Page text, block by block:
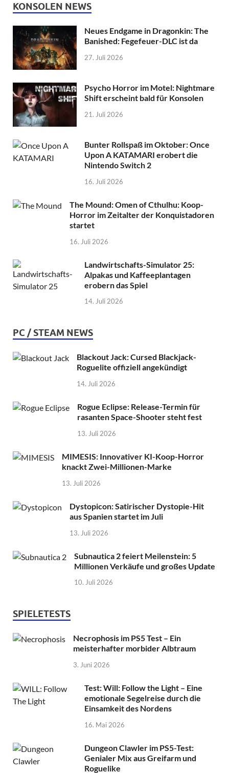
KONSOLEN NEWS
Neues Endgame in Dragonkin: The
Banished: Fegefeuer-DLC ist da
27. Juli 2026
Psycho Horror im Motel: Nightmare
Shift erscheint bald für Konsolen
21. Juli 2026
Bunter Rollspaß im Oktober: Once
Upon A KATAMARI erobert die
Nintendo Switch 2
16. Juli 2026
The Mound: Omen of Cthulhu: Koop-
Horror im Zeitalter der Konquistadoren
startet
16. Juli 2026
Landwirtschafts-Simulator 25:
Alpakas und Kaffeeplantagen
erobern das Spiel
14. Juli 2026
PC / STEAM NEWS
Blackout Jack: Cursed Blackjack-
Roguelite offiziell angekündigt
14. Juli 2026
Rogue Eclipse: Release-Termin für
rasanten Space-Shooter steht fest
13. Juli 2026
MIMESIS: Innovativer KI-Koop-Horror
knackt Zwei-Millionen-Marke
13. Juli 2026
Dystopicon: Satirischer Dystopie-Hit
aus Spanien startet im Juli
13. Juli 2026
Subnautica 2 feiert Meilenstein: 5
Millionen Verkäufe und großes Update
10. Juli 2026
SPIELETESTS
Necrophosis im PS5 Test – Ein
meisterhafter morbider Albtraum
3. Juni 2026
Test: Will: Follow the Light – Eine
emotionale Segelreise durch die
Einsamkeit des Nordens
16. Mai 2026
Dungeon Clawler im PS5-Test:
Genialer Mix aus Greifarm und
Roguelike